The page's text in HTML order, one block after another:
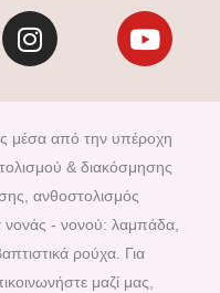
I
n
t
a
g
r
a
m
Y
o
t
u
b
μέσα από την υπέροχη
& διακόσμησης
ανθοστολισμός
νονάς - νονού: λαμπάδα,
ρούχα. Για
μαζί μας,